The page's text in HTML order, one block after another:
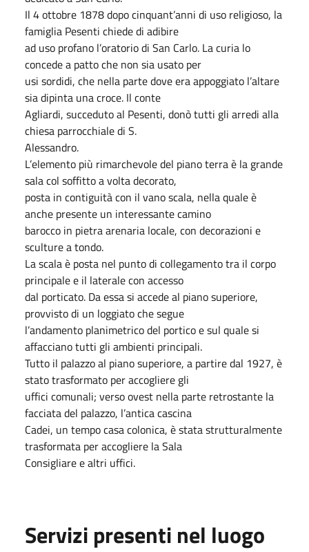
Il 4 ottobre 1878 dopo cinquant’anni di uso religioso, la
famiglia Pesenti chiede di adibire
ad uso profano l’oratorio di San Carlo. La curia lo
concede a patto che non sia usato per
usi sordidi, che nella parte dove era appoggiato l’altare
sia dipinta una croce. Il conte
Agliardi, succeduto al Pesenti, donò tutti gli arredi alla
chiesa parrocchiale di S.
Alessandro.
L’elemento più rimarchevole del piano terra è la grande
sala col soffitto a volta decorato,
posta in contiguità con il vano scala, nella quale è
anche presente un interessante camino
barocco in pietra arenaria locale, con decorazioni e
sculture a tondo.
La scala è posta nel punto di collegamento tra il corpo
principale e il laterale con accesso
dal porticato. Da essa si accede al piano superiore,
provvisto di un loggiato che segue
l’andamento planimetrico del portico e sul quale si
affacciano tutti gli ambienti principali.
Tutto il palazzo al piano superiore, a partire dal 1927, è
stato trasformato per accogliere gli
uffici comunali; verso ovest nella parte retrostante la
facciata del palazzo, l’antica cascina
Cadei, un tempo casa colonica, è stata strutturalmente
trasformata per accogliere la Sala
Consigliare e altri uffici.
Servizi presenti nel luogo